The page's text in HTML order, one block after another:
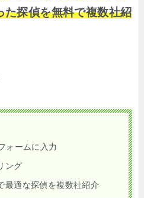
た探偵を無料で複数社紹
ォームに入力
ング
最適な探偵を複数社紹介